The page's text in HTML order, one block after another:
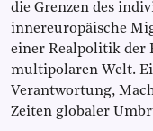
die Grenzen des
innereuropäische
einer Realpolitik der
multipolaren Welt.
Verantwortung,
Zeiten globaler